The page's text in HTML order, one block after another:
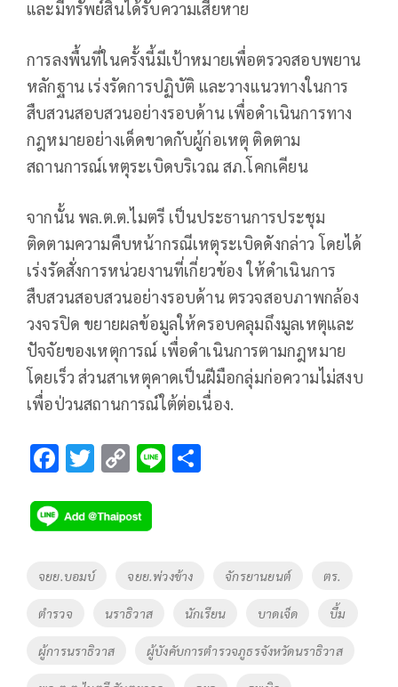
และมีทรัพย์สินได้รับความเสียหาย
การลงพื้นที่ในครั้งนี้มีเป้าหมายเพื่อตรวจสอบพยาน
หลักฐาน เร่งรัดการปฏิบัติ และวางแนวทางในการ
สืบสวนสอบสวนอย่างรอบด้าน เพื่อดำเนินการทาง
กฎหมายอย่างเด็ดขาดกับผู้ก่อเหตุ ติดตาม
สถานการณ์เหตุระเบิดบริเวณ สภ.โคกเคียน
จากนั้น พล.ต.ต.ไมตรี เป็นประธานการประชุม
ติดตามความคืบหน้ากรณีเหตุระเบิดดังกล่าว โดยได้
เร่งรัดสั่งการหน่วยงานที่เกี่ยวข้อง ให้ดำเนินการ
สืบสวนสอบสวนอย่างรอบด้าน ตรวจสอบภาพกล้อง
วงจรปิด ขยายผลข้อมูลให้ครอบคลุมถึงมูลเหตุและ
ปัจจัยของเหตุการณ์ เพื่อดำเนินการตามกฎหมาย
โดยเร็ว ส่วนสาเหตุคาดเป็นฝีมือกลุ่มก่อความไม่สงบ
เพื่อป่วนสถานการณ์ใต้ต่อเนื่อง.
F
e
b
o
k
T
tt
er
C
p
y
Li
n
k
Li
Tags
จยย.บอมบ์ จยย.พ่วงข้าง จักรยานยนต์ ตร.
ตำรวจ นราธิวาส นักเรียน บาดเจ็ด บึ้ม
ผู้การนราธิวาส ผู้บังคับการตำรวจภูธรจังหวัดนราธิวาส